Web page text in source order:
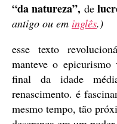
“da natureza”, de
antigo ou em inglês.)
esse texto
manteve o
final da idade
renascimento. é
mesmo tempo, tão